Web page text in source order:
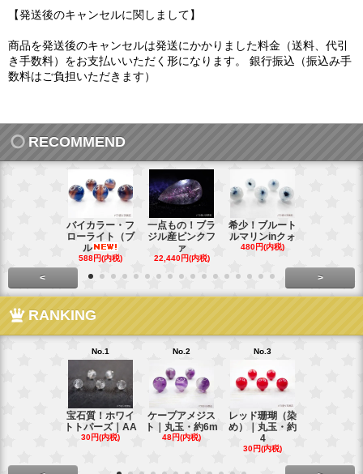
【発送後のキャンセルに関しまして】
商品を発送後のキャンセルは発送にかかりました料金（送料、代引
き手数料）をお支払いいただく形になります。 銀行振込（振込み手
数料はご負担いただきます）
RECOMMEND
バイカラー・フ
ローライト（ブ
ル
588円(内税)
一点もの！ブラ
ジル産ピンクフ
ァ
22,440円(内税)
希少！ブルート
ルマリンinクォ
480円(内税)
< >
RANKING
No.1
宝石質！ホワイ
トトパーズ｜AA
30円(内税)
No.2
ケープアメジス
ト｜丸玉・約6m
48円(内税)
No.3
レッド珊瑚（染
め）｜丸玉・約
4
30円(内税)